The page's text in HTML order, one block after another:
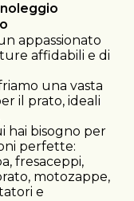
appassionato
affidabili e di
una vasta
il prato, ideali
hai bisogno per
perfette:
fresaceppi,
motozappe,
e